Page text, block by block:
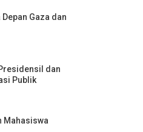
Gaza dan
dan
Publik
Mahasiswa